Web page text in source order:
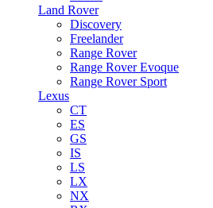
Land Rover
Discovery
Freelander
Range Rover
Range Rover Evoque
Range Rover Sport
Lexus
CT
ES
GS
IS
LS
LX
NX